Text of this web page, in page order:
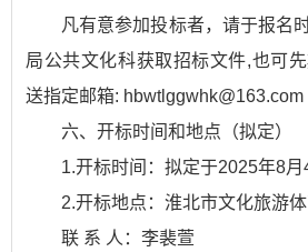
凡有意参加投标者，请于报名
局公共文化科获取招标文件,也可
送指定邮箱: hbwtlggwhk@163.com
六、开标时间和地点（拟定）
1.开标时间：拟定于2025年8月
2.开标地点：淮北市文化旅游
联 系 人：李裴萱